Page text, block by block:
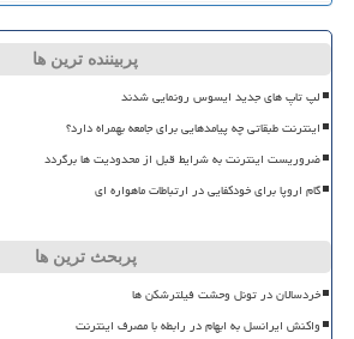
پربیننده ترین ها
لپ تاپ های جدید ایسوس رونمایی شدند
اینترنت طبقاتی چه پیامدهایی برای جامعه بهمراه دارد؟
ضروریست اینترنت به شرایط قبل از محدودیت ها برگردد
گام اروپا برای خودکفایی در ارتباطات ماهواره ای
پربحث ترین ها
خردسالان در تونل وحشت فیلترشکن ها
واکنش ایرانسل به ابهام در رابطه با مصرف اینترنت